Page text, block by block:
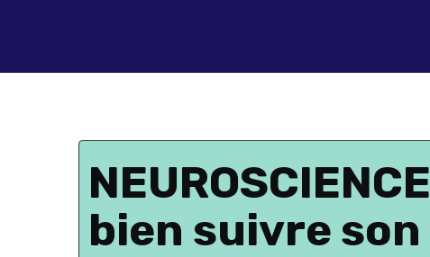
bien suivre